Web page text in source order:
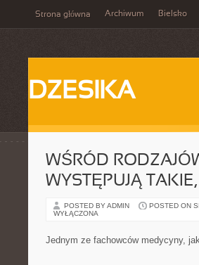
Strona główna Archiwum Bielsko
DZESIKA
WŚRÓD
WYSTĘPUJĄ
POSTED BY ADMIN POSTED ON
WYŁĄCZONA
Jednym ze fachowców medycyny,